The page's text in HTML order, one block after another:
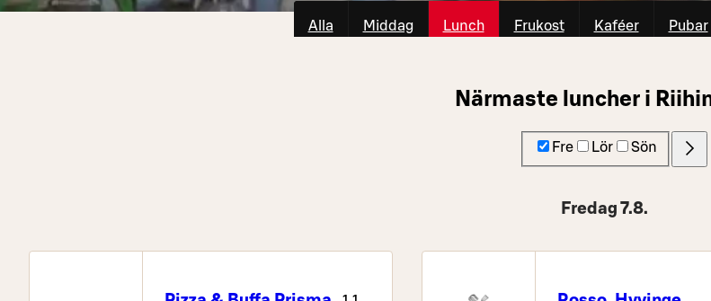
Alla Middag Lunch Frukost Kaféer Pubar
Närmaste luncher i
Fre Lör Sön
Fredag 7.8.